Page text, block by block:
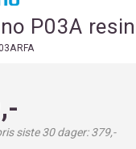
P03A
siste 30 dager: 379,-